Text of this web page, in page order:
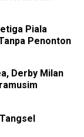
Piala
Penonton
Derby Milan